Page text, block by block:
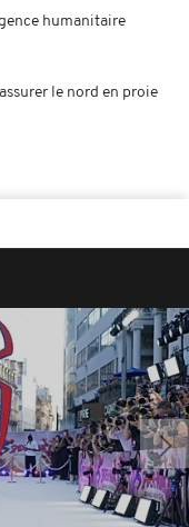
humanitaire
le nord en proie